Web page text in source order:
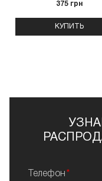
375 грн
КУПИТЬ
Телефон